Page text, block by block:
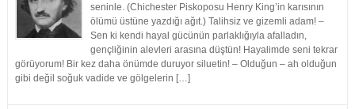
seninle. (Chichester Piskoposu Henry King’in karısının
ölümü üstüne yazdığı ağıt.) Talihsiz ve gizemli adam! –
Sen ki kendi hayal gücünün parlaklığıyla afalladın,
gençliğinin alevleri arasına düştün! Hayalimde seni tekrar
görüyorum! Bir kez daha önümde duruyor siluetin! – Olduğun – ah olduğun
gibi değil soğuk vadide ve gölgelerin […]